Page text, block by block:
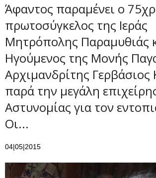
Άφαντος παραμένει ο
πρωτοσύγκελος της Ιεράς
Μητρόπολης Παραμυθιάς
Ηγούμενος της Μονής
Αρχιμανδρίτης Γερβάσιος
παρά την μεγάλη
Αστυνομίας για τον
Οι...
04|05|2015